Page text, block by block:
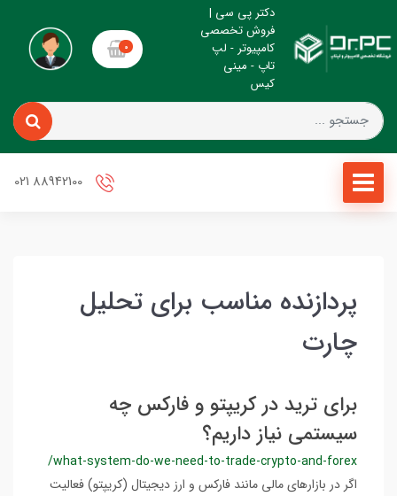
دکتر پی سی |
فروش تخصصی
کامپیوتر - لپ
تاپ - مینی
کیس
0
پردازنده مناسب برای تحلیل
چارت
برای ترید در کریپتو و فارکس چه
سیستمی نیاز داریم؟
/what-system-do-we-need-to-trade-crypto-and-forex
اگر در بازارهای مالی مانند فارکس و ارز دیجیتال (کریپتو) فعالیت